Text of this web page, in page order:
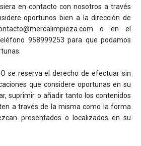
en contacto con nosotros a través
oportunos bien a la dirección de
o en el
958999253 para que podamos
se reserva el derecho de efectuar sin
que considere oportunas en su
suprimir o añadir tanto los contenidos
a través de la misma como la forma
presentados o localizados en su